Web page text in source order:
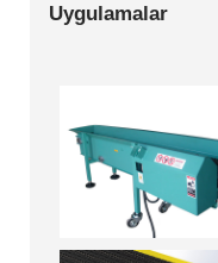
Uygulamalar